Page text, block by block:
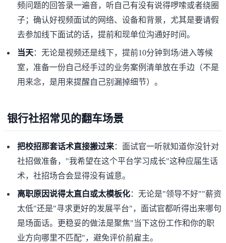
频问题的回答录一遍音，听自己有没有说得啰嗦或者绕圈
子；确认好视频面试的网络、设备和背景，尤其是要请假
去参加线下面试的话，提前和现单位沟通好时间。
当天：无论是视频还是线下，提前10分钟到场/进入等候
室，准备一份自己经手过的业务案例清单放在手边（不是
用来念，是用来提醒自己别漏掉细节）。
银行社招常见的翻车场景
把校招那套话术直接搬过来：面试官一听就知道你没针对
社招做准备，"我希望在这个平台学习成长"这种应届生话
术，社招场合会显得没有诚意。
离职原因说得太直白或太模板化：无论是"领导不好""薪资
太低"还是"寻求更好的发展平台"，面试官都听得出来哪句
是场面话。更稳妥的做法是聚焦"当下这份工作和你的职
业方向哪里不匹配"，避免评价前雇主。